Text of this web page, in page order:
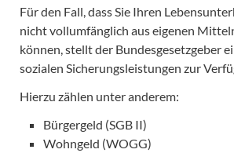
Für den Fall, dass Sie Ihren
nicht vollumfänglich aus eigenen
können, stellt der Bundesgesetzgeber
sozialen Sicherungsleistungen zur
Hierzu zählen unter anderem:
Bürgergeld (SGB II)
Wohngeld (WOGG)